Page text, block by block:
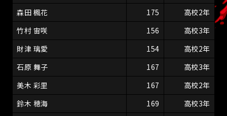
森田 楓花
175
高校2年
竹村 宙咲
156
高校3年
財津 璃愛
154
高校2年
石原 舞子
167
高校3年
美木 彩里
167
高校2年
鈴木 穂海
169
高校3年